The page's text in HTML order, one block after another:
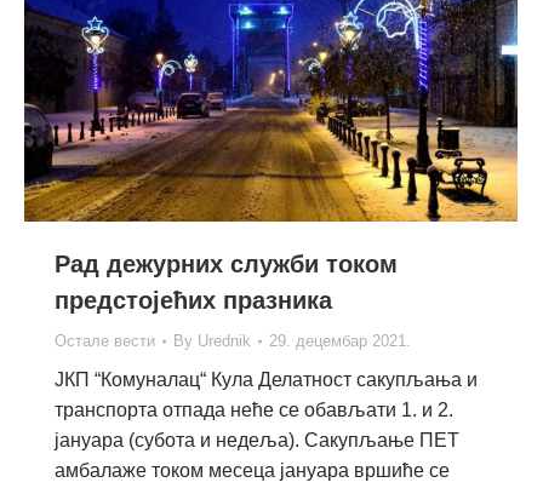
Рад дежурних служби током
предстојећих празника
Остале вести By Urednik 29. децембар 2021.
ЈКП “Комуналац“ Кула Делатност сакупљања и
транспорта отпада неће се обављати 1. и 2.
јануара (субота и недеља). Сакупљање ПЕТ
амбалаже током месеца јануара вршиће се